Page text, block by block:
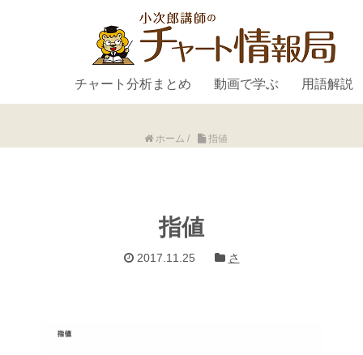
チャート分析まとめ 動画で学ぶ 用語解説
ホーム / 指値
指値
2017.11.25 さ